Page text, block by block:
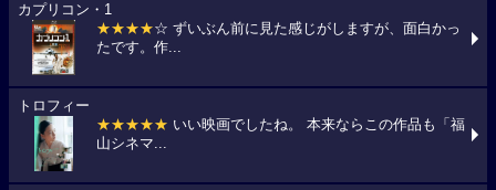
カプリコン・1
★★★★☆ ずいぶん前に見た感じがしますが、面白かっ
たです。作...
トロフィー
★★★★★ いい映画でしたね。 本来ならこの作品も「福
山シネマ...